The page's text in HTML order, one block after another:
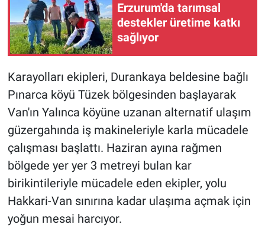
Erzurum'da tarımsal
destekler üretime katkı
sağlıyor
Karayolları ekipleri, Durankaya beldesine bağlı
Pınarca köyü Tüzek bölgesinden başlayarak
Van'ın Yalınca köyüne uzanan alternatif ulaşım
güzergahında iş makineleriyle karla mücadele
çalışması başlattı. Haziran ayına rağmen
bölgede yer yer 3 metreyi bulan kar
birikintileriyle mücadele eden ekipler, yolu
Hakkari-Van sınırına kadar ulaşıma açmak için
yoğun mesai harcıyor.